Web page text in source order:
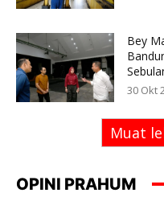
Bey
30 Okt
Muat
OPINI PRAHUM